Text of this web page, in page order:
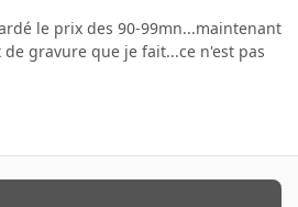
le prix des 90-99mn...maintenant
gravure que je fait...ce n'est pas